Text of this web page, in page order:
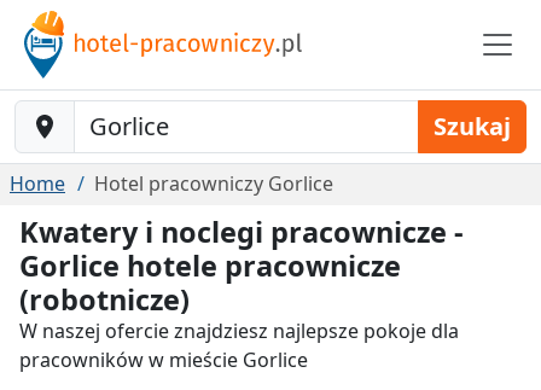
Baustelle-Location Szukaj
Home Hotel pracowniczy Gorlice
Kwatery i noclegi pracownicze -
Gorlice hotele pracownicze
(robotnicze)
W naszej ofercie znajdziesz najlepsze pokoje dla
pracowników w mieście Gorlice